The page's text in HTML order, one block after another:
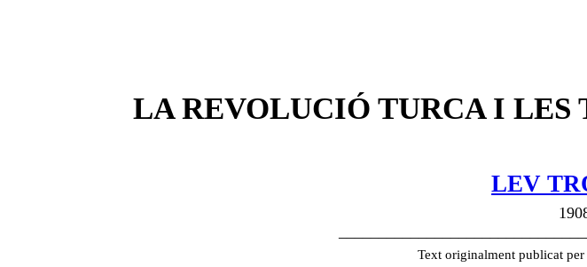
LA REVOLUCIÓ TURCA I LES
LEV
Text originalment publicat